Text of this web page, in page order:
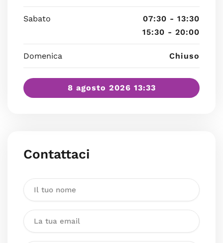
Sabato
07:30 - 13:30
15:30 - 20:00
Domenica Chiuso
8 agosto 2026 13:33
Contattaci